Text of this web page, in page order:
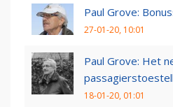
Paul Grove:
27-01-20, 10:01
Paul Grove: Het
18-01-20, 01:01